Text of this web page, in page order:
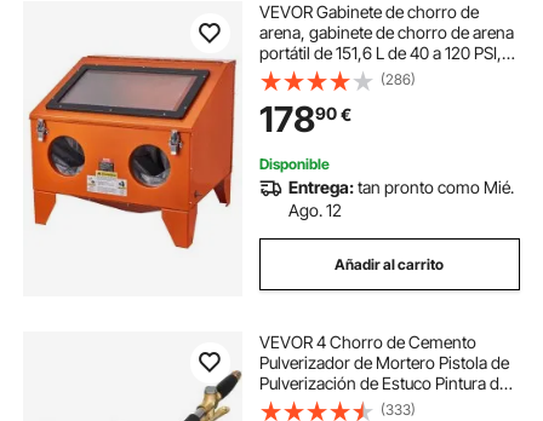
VEVOR Gabinete de chorro de
arena, gabinete de chorro de arena
portátil de 151,6 L de 40 a 120 PSI,
chorro de arena de acero resistente
con pistola de chorro de arena y 4
boquillas de cerámica
(286)
17890€
Disponible
Entrega:tan pronto como Mié.
Ago. 12
Añadir al carrito
VEVOR 4 Chorro de Cemento
Pulverizador de Mortero Pistola de
Pulverización de Estuco Pintura de
Pared Herramienta de Hormigón
(333)